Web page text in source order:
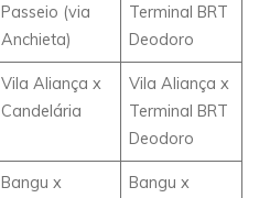
Passeio (via
Anchieta)
Terminal BRT
Deodoro
Vila Aliança x
Candelária
Vila Aliança x
Terminal BRT
Deodoro
Bangu x
Bangu x